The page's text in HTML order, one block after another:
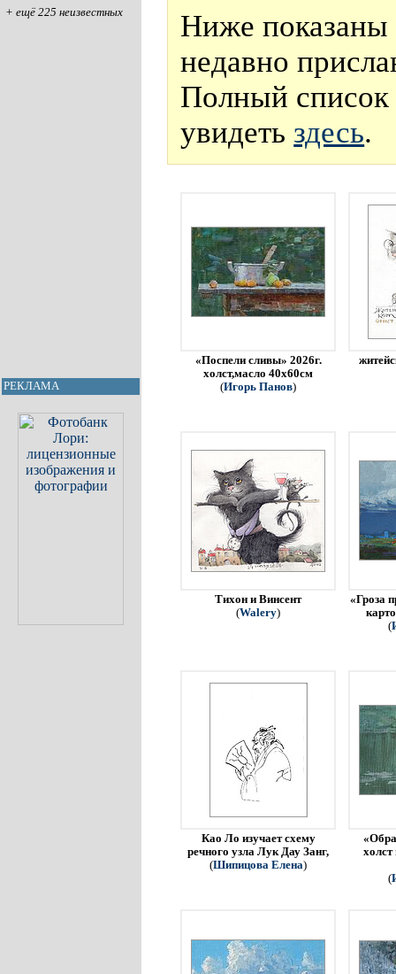
+ ещё 225 неизвестных
РЕКЛАМА
Ниже показаны
недавно
Полный
увидеть здесь.
«Поспели сливы» 2026г.
холст,масло 40х60см
(Игорь Панов)
Тихон и Винсент
(Walery)
«Гроза
(
Као Ло изучает схему
речного узла Лук Дау Занг,
(Шипицова Елена)
холст
(